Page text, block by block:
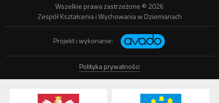
Wszelkie prawa zastrzeżone © 2026
Zespół Kształcenia i Wychowania w Dziemianach
Projekt i wykonanie:
Polityka prywatności